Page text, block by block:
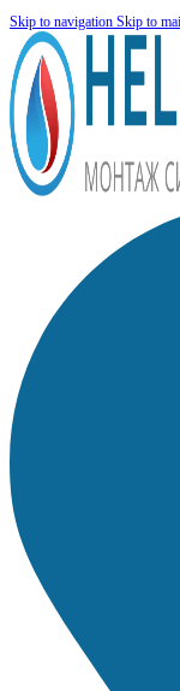
Skip to navigation Skip to